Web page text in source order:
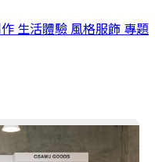
生活體驗 風格服飾 專題